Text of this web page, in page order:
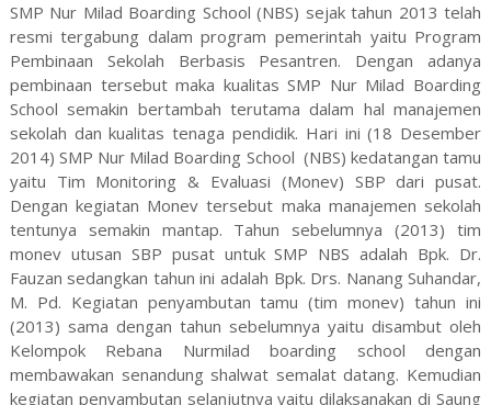
SMP Nur Milad Boarding School (NBS) sejak tahun 2013 telah
resmi tergabung dalam program pemerintah yaitu Program
Pembinaan Sekolah Berbasis Pesantren. Dengan adanya
pembinaan tersebut maka kualitas SMP Nur Milad Boarding
School semakin bertambah terutama dalam hal manajemen
sekolah dan kualitas tenaga pendidik. Hari ini (18 Desember
2014) SMP Nur Milad Boarding School (NBS) kedatangan tamu
yaitu Tim Monitoring & Evaluasi (Monev) SBP dari pusat.
Dengan kegiatan Monev tersebut maka manajemen sekolah
tentunya semakin mantap. Tahun sebelumnya (2013) tim
monev utusan SBP pusat untuk SMP NBS adalah Bpk. Dr.
Fauzan sedangkan tahun ini adalah Bpk. Drs. Nanang Suhandar,
M. Pd. Kegiatan penyambutan tamu (tim monev) tahun ini
(2013) sama dengan tahun sebelumnya yaitu disambut oleh
Kelompok Rebana Nurmilad boarding school dengan
membawakan senandung shalwat semalat datang. Kemudian
kegiatan penyambutan selanjutnya yaitu dilaksanakan di Saung